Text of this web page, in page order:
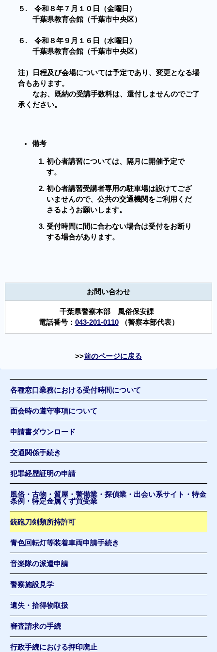
５. 令和８年７月１０日（金曜日）
千葉県教育会館（千葉市中央区）
６. 令和８年９月１６日（水曜日）
千葉県教育会館（千葉市中央区）
注）日程及び会場については予定であり、変更となる場
合もあります。
なお、既納の受講手数料は、還付しませんのでご了
承ください。
備考
初心者講習については、隔月に開催予定で
す。
初心者講習受講者専用の駐車場は設けてござ
いませんので、公共の交通機関をご利用くだ
さるようお願いします。
受付時間に間に合わない場合は受付をお断り
する場合があります。
お問い合わせ
千葉県警察本部 風俗保安課
電話番号： 043-201-0110（警察本部代表）
前のページに戻る
各種窓口業務における受付時間について
面会時の遵守事項について
申請書ダウンロード
交通関係手続き
犯罪経歴証明の申請
風俗・古物・質屋・警備業・探偵業・出会い系サイト・特金
条例・特定金属くず買受業
銃砲刀剣類所持許可
青色回転灯等装着車両申請手続き
音楽隊の派遣申請
警察施設見学
遺失・拾得物取扱
審査請求の手続
行政手続における押印廃止